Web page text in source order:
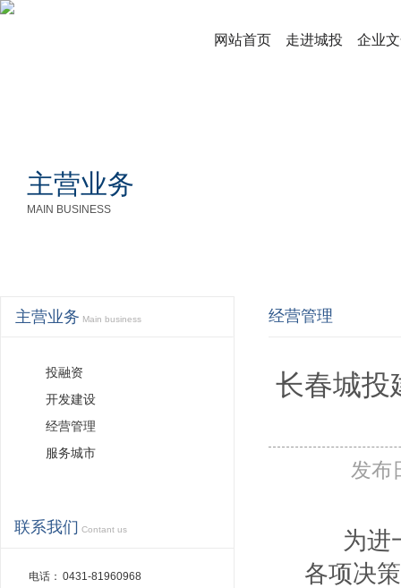
网站首页 走进城投 企业
主营业务
MAIN BUSINESS
主营业务 Main business
投融资
开发建设
经营管理
服务城市
联系我们 Contant us
电话： 0431-81960968
经营管理
长春城投
发布
为进
各项决